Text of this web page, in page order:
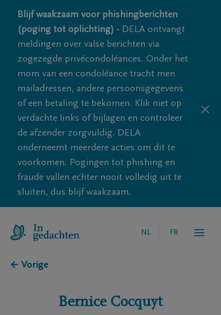
Blijf waakzaam voor phishingberichten
(poging tot oplichting) - DELA ontvangt
meldingen over valse berichten via
zogezegde privécondoléances. Onder het
mom van een condoléance tracht men
mailadressen, andere persoonsgegevens
of een betaling te bekomen. Klik niet op
verdachte links of bijlagen en controleer
de afzender zorgvuldig. DELA
onderneemt meerdere acties om dit te
voorkomen. Pogingen tot phishing en
fraude vallen echter nooit volledig uit te
sluiten, dus blijf waakzaam.
NL FR
← Vorige
Bernice Cocquyt